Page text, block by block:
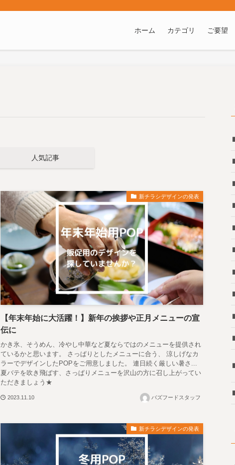
ホーム カテゴリ ご要望
人気記事
新チラシデザインの発表
【年末年始に大活躍！】新年の挨拶や正月メニューの宣
伝に
かき氷、そうめん、冷やし中華など夏ならではのメニューを提供され
ているかと思います。 さっぱりとしたメニューに合う、 涼しげなカ
ラーでデザインしたPOPをご用意しました。 連日続く厳しい暑さ...
夏バテを吹き飛ばす、さっぱりメニューを沢山の方に召し上がってい
ただきましょう★
2023.11.10 バズフードスタッフ
新チラシデザインの発表